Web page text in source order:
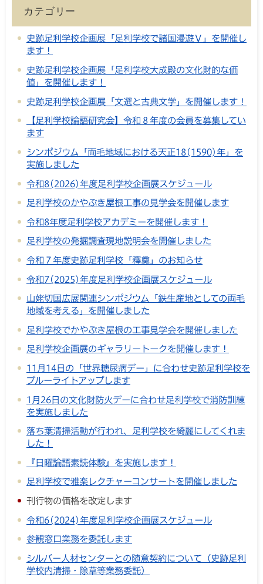
カテゴリー
史跡足利学校企画展「足利学校で諸国漫遊Ⅴ」を開催し
ます！
史跡足利学校企画展「足利学校大成殿の文化財的な価
値」を開催します！
史跡足利学校企画展「文選と古典文学」を開催します！
【足利学校論語研究会】令和８年度の会員を募集してい
ます
シンポジウム「両毛地域における天正18(1590)年」を
実施しました
令和8(2026)年度足利学校企画展スケジュール
足利学校のかやぶき屋根工事の見学会を開催します
令和8年度足利学校アカデミーを開催します！
足利学校の発掘調査現地説明会を開催しました
令和７年度史跡足利学校「釋奠」のお知らせ
令和7(2025)年度足利学校企画展スケジュール
山姥切国広展関連シンポジウム「鉄生産地としての両毛
地域を考える」を開催しました
足利学校でかやぶき屋根の工事見学会を開催しました
足利学校企画展のギャラリートークを開催します！
11月14日の「世界糖尿病デー」に合わせ史跡足利学校を
ブルーライトアップします
1月26日の文化財防火デーに合わせ足利学校で消防訓練
を実施しました
落ち葉清掃活動が行われ、足利学校を綺麗にしてくれま
した！
『日曜論語素読体験』を実施します！
足利学校で雅楽レクチャーコンサートを開催しました
刊行物の価格を改定します
令和6(2024)年度足利学校企画展スケジュール
参観窓口業務を委託します
シルバー人材センターとの随意契約について（史跡足利
学校内清掃・除草等業務委託）